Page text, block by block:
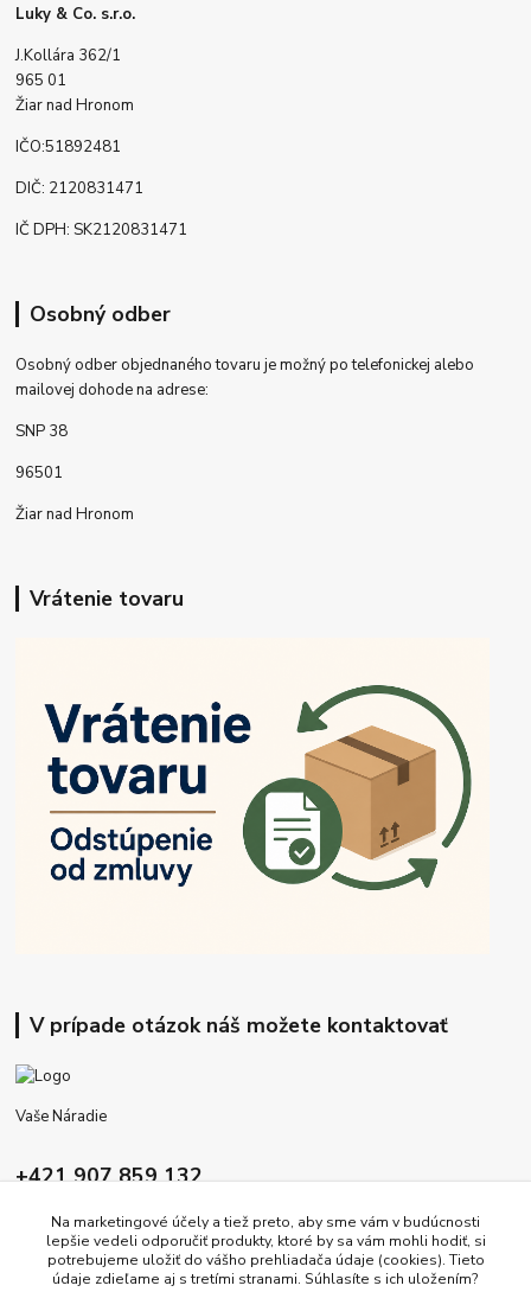
Luky & Co. s.r.o.
J.Kollára 362/1
965 01
Žiar nad Hronom
IČO:51892481
DIČ: 2120831471
IČ DPH: SK2120831471
Osobný odber
Osobný odber objednaného tovaru je možný po telefonickej alebo
mailovej dohode na adrese:
SNP 38
96501
Žiar nad Hronom
Vrátenie tovaru
V prípade otázok náš možete kontaktovať
Vaše Náradie
+421 907 859 132
info@vasenaradie.sk
Na marketingové účely a tiež preto, aby sme vám v budúcnosti
lepšie vedeli odporučiť produkty, ktoré by sa vám mohli hodiť, si
potrebujeme uložiť do vášho prehliadača údaje (cookies). Tieto
údaje zdieľame aj s tretími stranami. Súhlasíte s ich uložením?